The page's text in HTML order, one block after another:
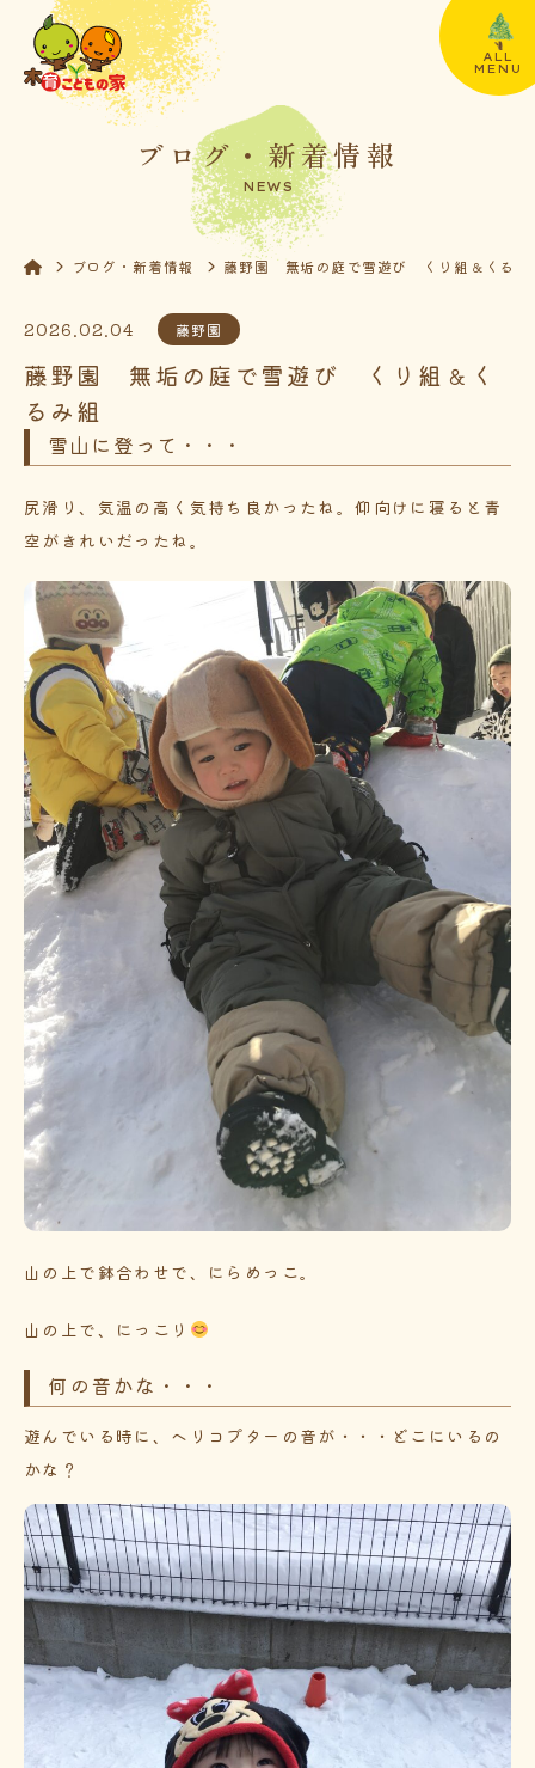
ALL
MENU
ブログ・新着情報
NEWS
ブログ・新着情報 藤野園 無垢の庭で雪遊び くり組＆くる
2026.02.04 藤野園
藤野園 無垢の庭で雪遊び くり組＆く
るみ組
雪山に登って・・・
尻滑り、気温の高く気持ち良かったね。仰向けに寝ると青
空がきれいだったね。
山の上で鉢合わせで、にらめっこ。
山の上で、にっこり
何の音かな・・・
遊んでいる時に、ヘリコプターの音が・・・どこにいるの
かな？